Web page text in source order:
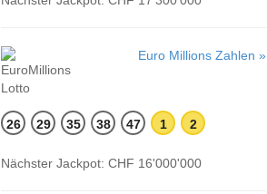
Euro Millions Zahlen »
26 29 35 38 47 1 2
Nächster Jackpot: CHF 16'000'000